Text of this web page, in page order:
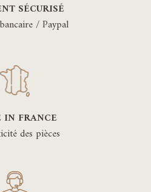
SÉCURISÉ
/ Paypal
IN FRANCE
des pièces